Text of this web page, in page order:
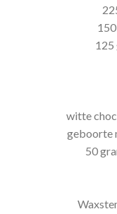
125
witte
geboorte
50